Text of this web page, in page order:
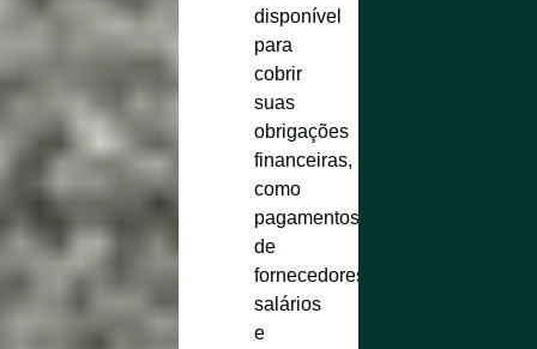
disponível
para
cobrir
suas
obrigações
financeiras,
como
pagamentos
de
fornecedores,
salários
e